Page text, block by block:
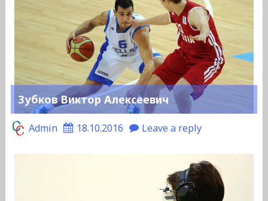
Зубков Виктор Алексеевич
Admin 18.10.2016 Leave a reply